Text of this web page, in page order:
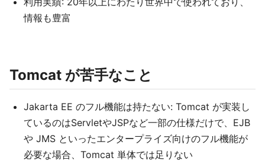
情報も豊富
Tomcat が苦手なこと
Jakarta EE のフル機能は持たない: Tomcat が実装し
ているのはServletやJSPなど一部の仕様だけで、EJB
や JMS といったエンタープライズ向けのフル機能が
必要な場合、Tomcat 単体では足りない